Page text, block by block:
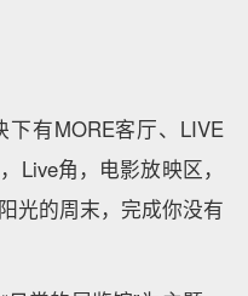
有MORE客厅、LIVE
Live角，电影放映区，
光的周末，完成你没有